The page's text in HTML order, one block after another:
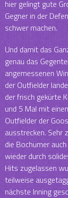
hier gelingt gute
Gegner in der
schwer machen.
Und damit das
genau das
angemessenen
der Outfielder
der frisch gekürte
und 5 Mal mit
Outfielder der
ausstrecken. Sehr
die Bochumer
wieder durch
Hits zugelassen
teilweise
nächste Inning